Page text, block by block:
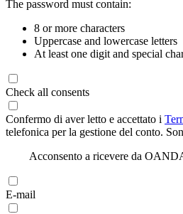
The password must contain:
8 or more characters
Uppercase and lowercase letters
At least one digit and special
Check all consents
Confermo di aver letto e accettato i
telefonica per la gestione del conto.
Acconsento a ricevere da
E-mail